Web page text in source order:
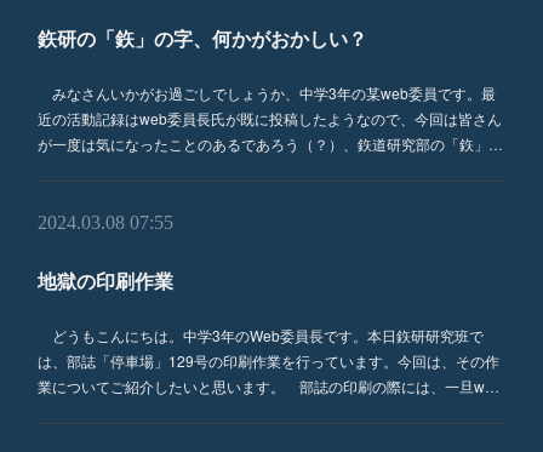
鉃研の「鉃」の字、何かがおかしい？
みなさんいかがお過ごしでしょうか、中学3年の某web委員です。最
近の活動記録はweb委員長氏が既に投稿したようなので、今回は皆さん
が一度は気になったことのあるであろう（？）、鉃道研究部の「鉃」…
2024.03.08 07:55
地獄の印刷作業
どうもこんにちは。中学3年のWeb委員長です。本日鉃研研究班で
は、部誌「停車場」129号の印刷作業を行っています。今回は、その作
業についてご紹介したいと思います。 部誌の印刷の際には、一旦w…